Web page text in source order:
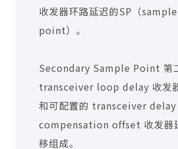
收发器环路延迟的SP（sample
point）。
Secondary Sample Point 第
transceiver loop delay 收发
和可配置的 transceiver delay
compensation offset 收发器
移组成。